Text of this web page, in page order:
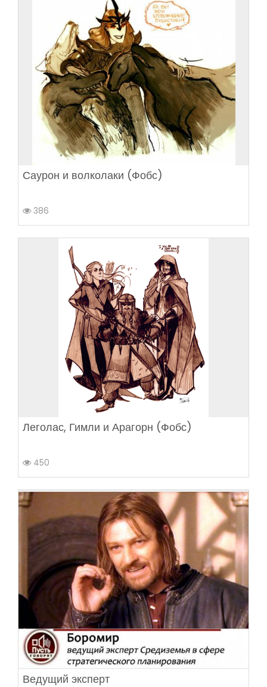
Саурон и волколаки (Фобс)
386
Леголас, Гимли и Арагорн (Фобс)
450
Ведущий эксперт